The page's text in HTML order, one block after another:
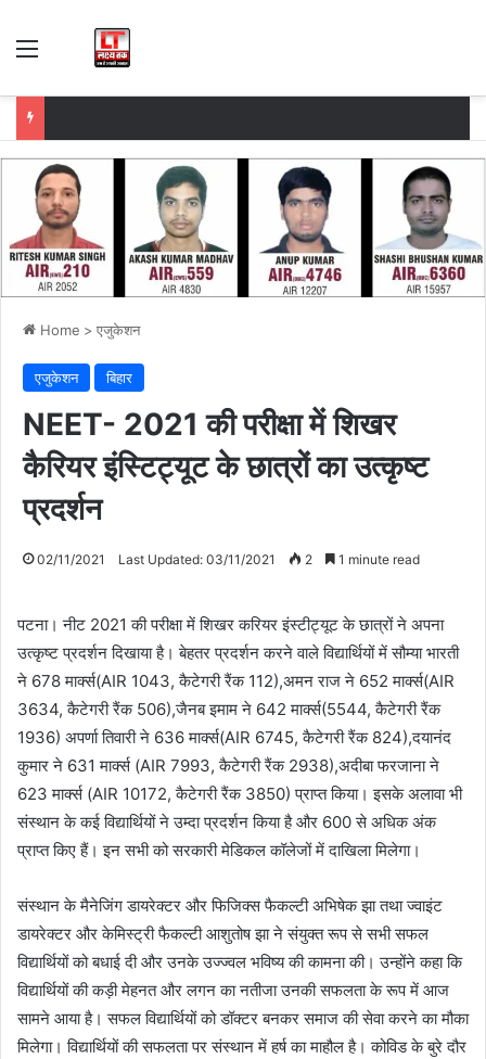
Menu
Home > एजुकेशन
एजुकेशन बिहार
NEET- 2021 की परीक्षा में शिखर
कैरियर इंस्टिट्यूट के छात्रों का उत्कृष्ट
प्रदर्शन
02/11/2021 Last Updated: 03/11/2021 2 1 minute read
पटना। नीट 2021 की परीक्षा में शिखर करियर इंस्टीट्यूट के छात्रों ने अपना
उत्कृष्ट प्रदर्शन दिखाया है। बेहतर प्रदर्शन करने वाले विद्यार्थियों में सौम्या भारती
ने 678 मार्क्स(AIR 1043, कैटेगरी रैंक 112),अमन राज ने 652 मार्क्स(AIR
3634, कैटेगरी रैंक 506),जैनब इमाम ने 642 मार्क्स(5544, कैटेगरी रैंक
1936) अपर्णा तिवारी ने 636 मार्क्स(AIR 6745, कैटेगरी रैंक 824),दयानंद
कुमार ने 631 मार्क्स (AIR 7993, कैटेगरी रैंक 2938),अदीबा फरजाना ने
623 मार्क्स (AIR 10172, कैटेगरी रैंक 3850) प्राप्त किया। इसके अलावा भी
संस्थान के कई विद्यार्थियों ने उम्दा प्रदर्शन किया है और 600 से अधिक अंक
प्राप्त किए हैं। इन सभी को सरकारी मेडिकल कॉलेजों में दाखिला मिलेगा।
संस्थान के मैनेजिंग डायरेक्टर और फिजिक्स फैकल्टी अभिषेक झा तथा ज्वाइंट
डायरेक्टर और केमिस्ट्री फैकल्टी आशुतोष झा ने संयुक्त रूप से सभी सफल
विद्यार्थियों को बधाई दी और उनके उज्ज्वल भविष्य की कामना की। उन्होंने कहा कि
विद्यार्थियों की कड़ी मेहनत और लगन का नतीजा उनकी सफलता के रूप में आज
सामने आया है। सफल विद्यार्थियों को डॉक्टर बनकर समाज की सेवा करने का मौका
मिलेगा। विद्यार्थियों की सफलता पर संस्थान में हर्ष का माहौल है। कोविड के बुरे दौर